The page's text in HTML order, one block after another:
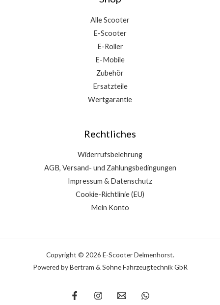
Alle Scooter
E-Scooter
E-Roller
E-Mobile
Zubehör
Ersatzteile
Wertgarantie
Rechtliches
Widerrufsbelehrung
AGB, Versand- und Zahlungsbedingungen
Impressum & Datenschutz
Cookie-Richtlinie (EU)
Mein Konto
Copyright © 2026 E-Scooter Delmenhorst.
Powered by Bertram & Söhne Fahrzeugtechnik GbR